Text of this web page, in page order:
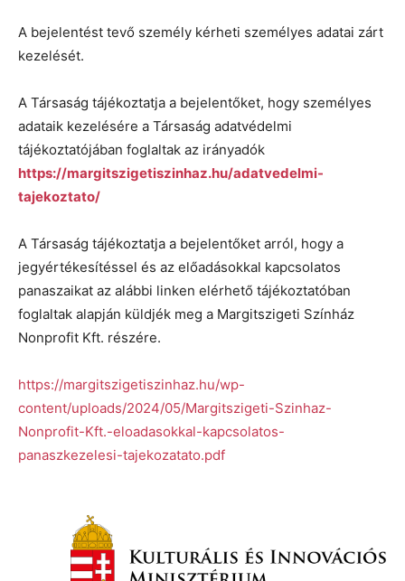
A bejelentést tevő személy kérheti személyes adatai zárt
kezelését.
A Társaság tájékoztatja a bejelentőket, hogy személyes
adataik kezelésére a Társaság adatvédelmi
tájékoztatójában foglaltak az irányadók
https://margitszigetiszinhaz.hu/adatvedelmi-
tajekoztato/
A Társaság tájékoztatja a bejelentőket arról, hogy a
jegyértékesítéssel és az előadásokkal kapcsolatos
panaszaikat az alábbi linken elérhető tájékoztatóban
foglaltak alapján küldjék meg a Margitszigeti Színház
Nonprofit Kft. részére.
https://margitszigetiszinhaz.hu/wp-
content/uploads/2024/05/Margitszigeti-Szinhaz-
Nonprofit-Kft.-eloadasokkal-kapcsolatos-
panaszkezelesi-tajekozatato.pdf